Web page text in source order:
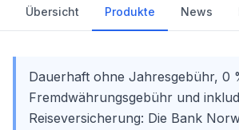
Übersicht Produkte News
Dauerhaft ohne Jahresgebühr, 0
Fremdwährungsgebühr und
Reiseversicherung: Die Bank